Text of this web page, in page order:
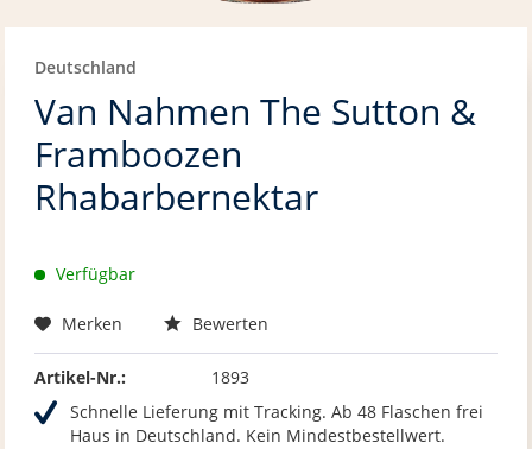
Deutschland
Van Nahmen The Sutton &
Framboozen
Rhabarbernektar
Verfügbar
Merken Bewerten
Artikel-Nr.:
1893
Schnelle Lieferung mit Tracking. Ab 48 Flaschen frei
Haus in Deutschland. Kein Mindestbestellwert.